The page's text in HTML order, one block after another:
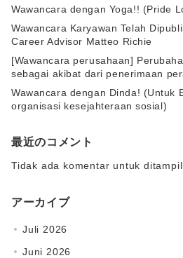
Wawancara dengan Yoga!! (Pride
Wawancara Karyawan Telah
Career Advisor Matteo Richie
[Wawancara perusahaan]
sebagai akibat dari penerimaan
Wawancara dengan Dinda! (Untuk
organisasi kesejahteraan sosial)
最近のコメント
Tidak ada komentar untuk
アーカイブ
Juli 2026
Juni 2026